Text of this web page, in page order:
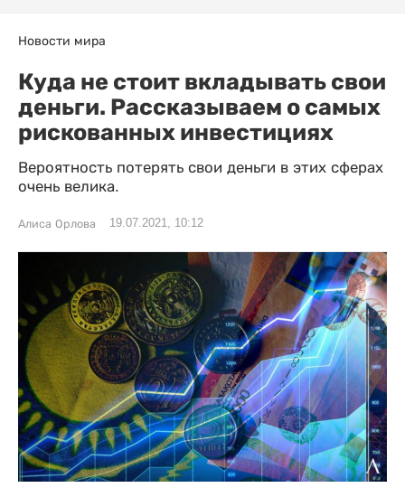
Новости мира
Куда не стоит вкладывать свои
деньги. Рассказываем о самых
рискованных инвестициях
Вероятность потерять свои деньги в этих сферах
очень велика.
Алиса Орлова 19.07.2021, 10:12